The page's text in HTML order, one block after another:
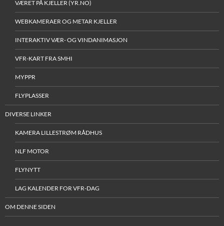
VÆRET PÅ KJELLER (YR.NO)
WEBKAMERAER OG METAR KJELLER
INTERAKTIV VÆR- OG VINDANIMASJON
VFR-KART FRA SMHI
MYPPR
FLYPLASSER
DIVERSE LINKER
KAMERA LILLESTRØM RÅDHUS
NLF MOTOR
FLYNYTT
LAG KALENDER FOR VFR-DAG
OM DENNE SIDEN